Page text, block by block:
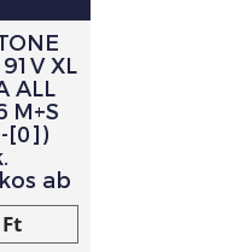
XL
ALL
M+S
[0])
ab